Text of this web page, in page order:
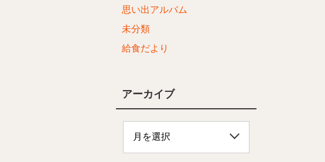
思い出アルバム
未分類
給食だより
アーカイブ